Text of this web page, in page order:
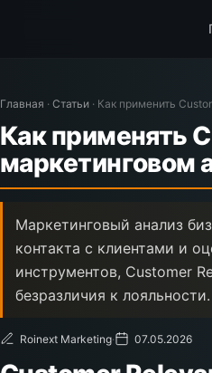
Главная · Статьи · Как применить
Как применять
маркетинговом
Маркетинговый анализ
контакта с клиентами и
инструментов, Customer
безразличия к лояльности.
Roinext Marketing· 07.05.2026